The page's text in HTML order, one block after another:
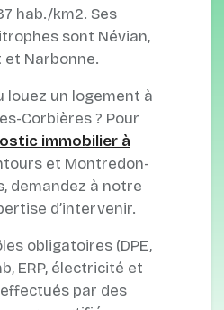
hab./km2. Ses
sont Névian,
et Narbonne.
louez un logement à
Corbières ? Pour
immobilier à
et Montredon-
demandez à notre
d’intervenir.
obligatoires (DPE,
ERP, électricité et
par des